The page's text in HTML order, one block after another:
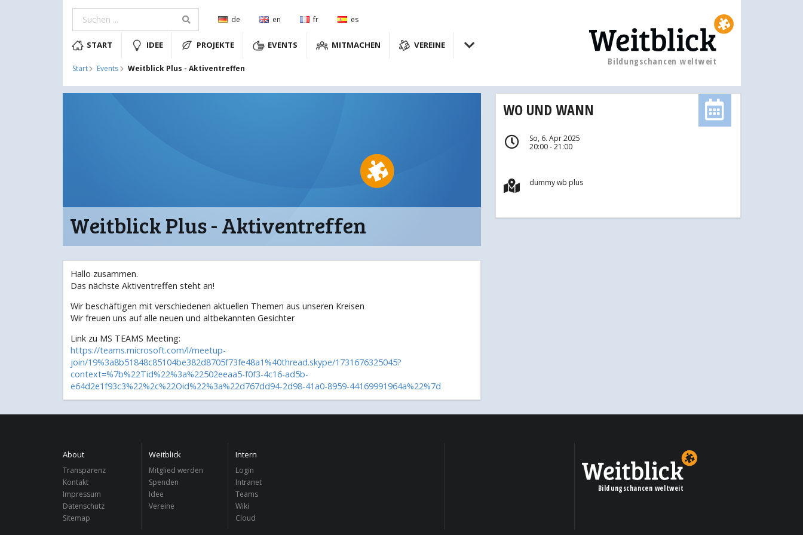
de en fr es
START IDEE PROJEKTE EVENTS MITMACHEN VEREINE
Start Events Weitblick Plus - Aktiventreffen
Bildungschancen weltweit
Weitblick Plus - Aktiventreffen
Hallo zusammen.
Das nächste Aktiventreffen steht an!
Wir beschäftigen mit verschiedenen aktuellen Themen aus unseren Kreisen
Wir freuen uns auf alle neuen und altbekannten Gesichter
Link zu MS TEAMS Meeting:
https://teams.microsoft.com/l/meetup-
join/19%3a8b51848c85104be382d8705f73fe48a1%40thread.skype/1731676325045?
context=%7b%22Tid%22%3a%22502eeaa5-f0f3-4c16-ad5b-
e64d2e1f93c3%22%2c%22Oid%22%3a%22d767dd94-2d98-41a0-8959-44169991964a%22%7d
WO UND WANN
So, 6. Apr 2025
20:00 - 21:00
dummy wb plus
About
Transparenz
Kontakt
Impressum
Datenschutz
Sitemap
Weitblick
Mitglied werden
Spenden
Idee
Vereine
Intern
Login
Intranet
Teams
Wiki
Cloud
Bildungschancen weltweit